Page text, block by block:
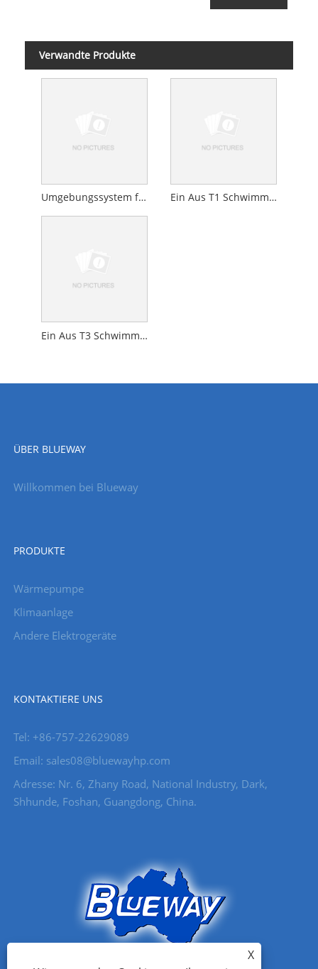
Verwandte Produkte
Umgebungssystem für Hallenbad Ein Aus T1 Schwimmbadheizung
Ein Aus T3 Schwimmbadkühler Wärmepumpe
ÜBER BLUEWAY
Willkommen bei Blueway
PRODUKTE
Wärmepumpe
Klimaanlage
Andere Elektrogeräte
KONTAKTIERE UNS
Tel: +86-757-22629089
Email: sales08@bluewayhp.com
Adresse: Nr. 6, Zhany Road, National Industry, Dark,
Shhunde, Foshan, Guangdong, China.
X